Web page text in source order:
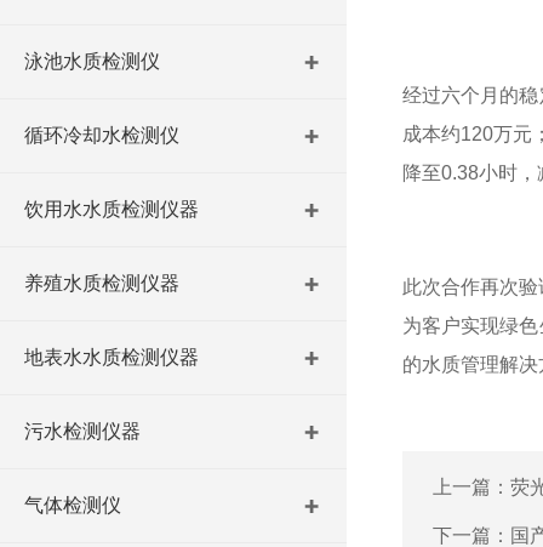
泳池水质检测仪
循环冷却水检测仪
饮用水水质检测仪器
养殖水质检测仪器
地表水水质检测仪器
污水检测仪器
气体检测仪
经过六个月的
成本约120万元
降至0.38小时
此次合作再次
为客户实现绿
的水质管理解
上一篇： 荧
下一篇： 国